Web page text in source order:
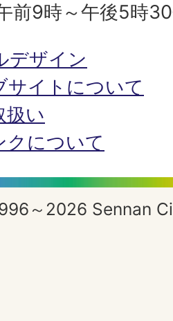
前9時～午後5時
デザイン
サイトについて
扱い
クについて
～2026 Sennan